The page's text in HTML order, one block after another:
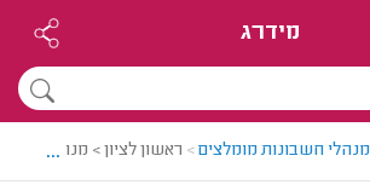
מידרג
מנהלי חשבונות מומלצים> ראשון לציון > מנהל
...